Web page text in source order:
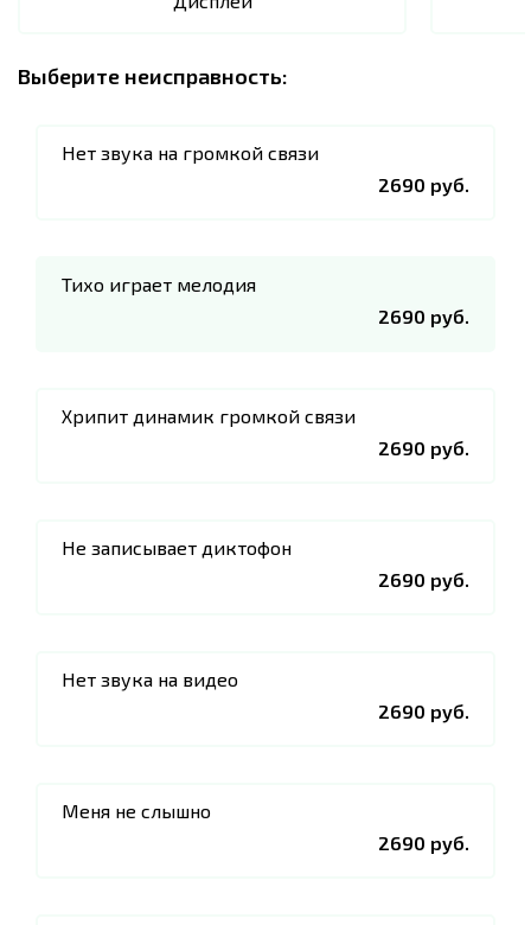
Выберите неисправность:
Нет звука на громкой связи
2690 руб.
Тихо играет мелодия
2690 руб.
Хрипит динамик громкой связи
2690 руб.
Не записывает диктофон
2690 руб.
Нет звука на видео
2690 руб.
Меня не слышно
2690 руб.